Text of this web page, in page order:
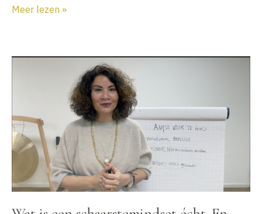
Podcast
integratie:
Hoe
geheelde
weg
naar
Meer lezen »